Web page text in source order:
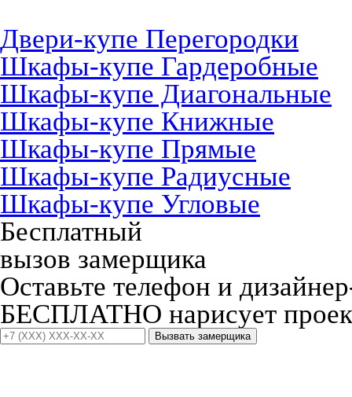
Двери-купе Перегородки
Шкафы-купе Гардеробные
Шкафы-купе Диагональные
Шкафы-купе Книжные
Шкафы-купе Прямые
Шкафы-купе Радиусные
Шкафы-купе Угловые
Бесплатный
вызов замерщика
Оставьте телефон и
БЕСПЛАТНО нарисует
Вызвать замерщика